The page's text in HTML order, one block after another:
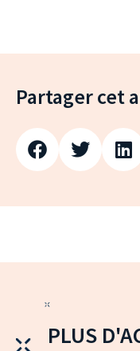
Partager cet
PLUS